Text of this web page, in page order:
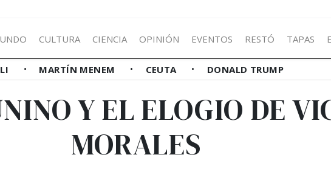
CULTURA CIENCIA OPINIÓN EVENTOS RESTÓ TAPAS
MARTÍN MENEM CEUTA DONALD TRUMP
Y EL ELOGIO DE
MORALES